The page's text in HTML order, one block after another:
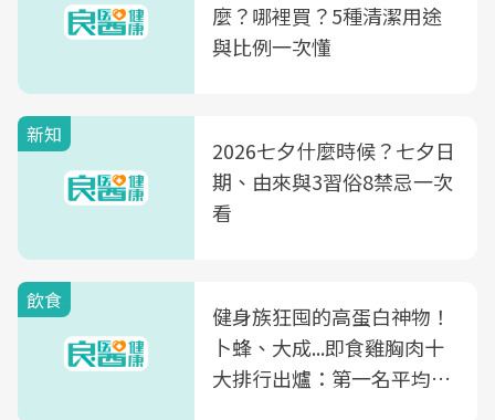
麼？哪裡買？5種清潔用途
與比例一次懂
新知
2026七夕什麼時候？七夕日
期、由來與3習俗8禁忌一次
看
飲食
健身族狂囤的高蛋白神物！
卜蜂、大成...即食雞胸肉十
大排行出爐：第一名平均一